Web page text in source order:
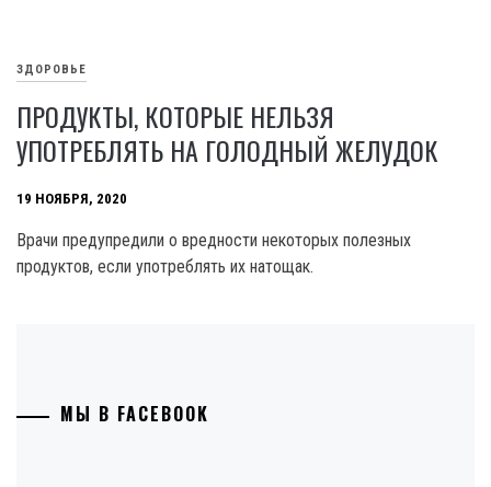
ЗДОРОВЬЕ
ПРОДУКТЫ, КОТОРЫЕ НЕЛЬЗЯ
УПОТРЕБЛЯТЬ НА ГОЛОДНЫЙ ЖЕЛУДОК
19 НОЯБРЯ, 2020
Врачи предупредили о вредности некоторых полезных
продуктов, если употреблять их натощак.
МЫ В FACEBOOK